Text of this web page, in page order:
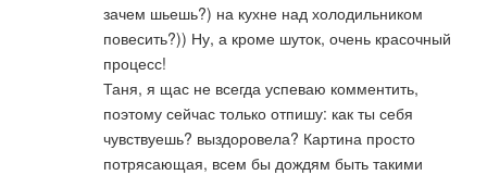
зачем шьешь?) на кухне над холодильником
повесить?)) Ну, а кроме шуток, очень красочный
процесс!
Таня, я щас не всегда успеваю комментить,
поэтому сейчас только отпишу: как ты себя
чувствуешь? выздоровела? Картина просто
потрясающая, всем бы дождям быть такими